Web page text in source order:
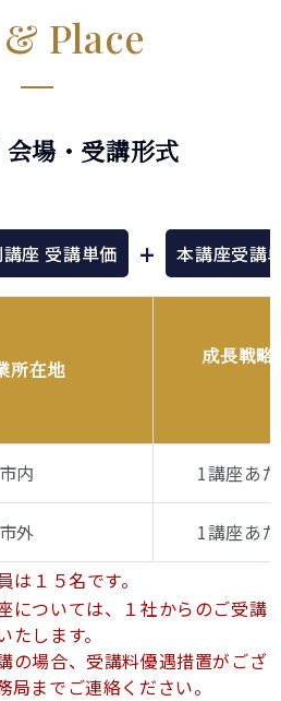
Place
場・受講形式
座 受講単価 + 本講座受講
所在地
成長戦
内 1講座あ
外
1講座あ
は１５名です。
については、１社からのご受講
します。
の場合、受講料優遇措置がござ
局までご連絡ください。